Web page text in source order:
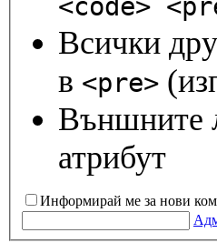
<code>
Всички
в <pre>
Външните
атрибут
Информирай ме за нови